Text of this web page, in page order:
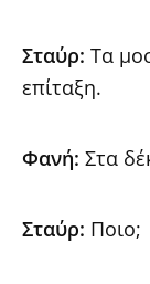
Σταύρ: Τα
επίταξη.
Φανή: Στα
Σταύρ: Ποιο;